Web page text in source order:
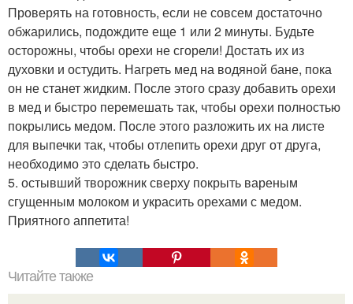
Проверять на готовность, если не совсем достаточно
обжарились, подождите еще 1 или 2 минуты. Будьте
осторожны, чтобы орехи не сгорели! Достать их из
духовки и остудить. Нагреть мед на водяной бане, пока
он не станет жидким. После этого сразу добавить орехи
в мед и быстро перемешать так, чтобы орехи полностью
покрылись медом. После этого разложить их на листе
для выпечки так, чтобы отлепить орехи друг от друга,
необходимо это сделать быстро.
5. остывший творожник сверху покрыть вареным
сгущенным молоком и украсить орехами с медом.
Приятного аппетита!
Читайте также